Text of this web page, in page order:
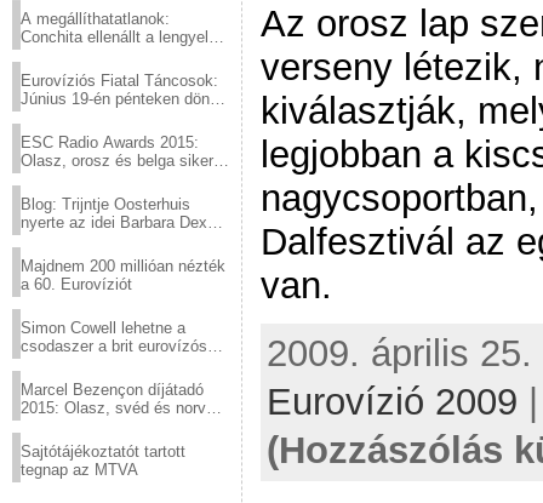
A megállíthatatlanok:
Conchita ellenállt a lengyel
Eurovíziós Fiatal Táncosok:
Június 19-én pénteken döntő
ESC Radio Awards 2015:
Olasz, orosz és belga siker,
Blog: Trijntje Oosterhuis
nyerte az idei Barbara Dex
Majdnem 200 millióan nézték
a 60. Eurovíziót
Simon Cowell lehetne a
csodaszer a brit eurovízós
Marcel Bezençon díjátadó
2015: Olasz, svéd és norvég
Sajtótájékoztatót tartott
tegnap az MTVA
Az orosz lap
verseny létezik,
kiválasztják,
legjobban a
Dalfesztivál az
van.
2009. április
Eurovízió 2009
(Hozzászólás